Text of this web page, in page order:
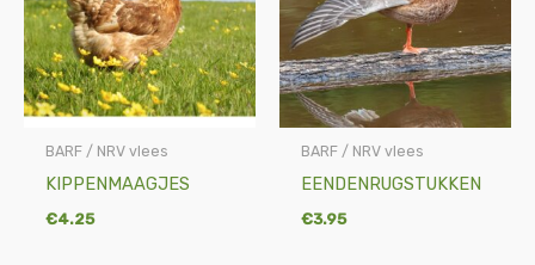
BARF / NRV vlees
KIPPENMAAGJES
€4.25
BARF / NRV vlees
EENDENRUGSTUKKEN
€3.95